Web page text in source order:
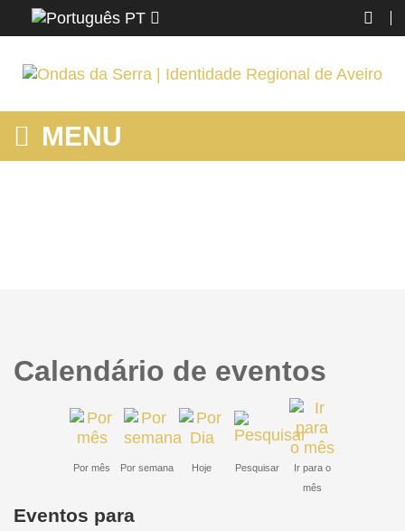
PT
MENU
Calendário de eventos
Por mês Por semana Hoje Pesquisar
Ir para o
mês
Eventos para